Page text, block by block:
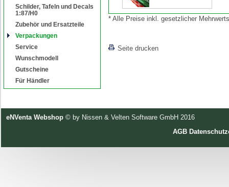
Schilder, Tafeln und Decals
1:87/H0
Zubehör und Ersatzteile
Verpackungen
Service
Wunschmodell
Gutscheine
Für Händler
* Alle Preise inkl. gesetzlicher
Seite drucken
eNVenta Webshop © by Nissen & Velten Software GmbH 2016
AGB